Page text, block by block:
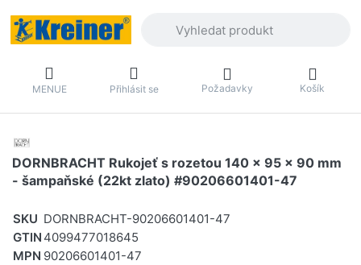
MENUE Přihlásit se Požadavky Košík
DORNBRACHT Rukojeť s rozetou 140 x 95 x 90 mm
- šampaňské (22kt zlato) #90206601401-47
SKU DORNBRACHT-90206601401-47
GTIN 4099477018645
MPN 90206601401-47